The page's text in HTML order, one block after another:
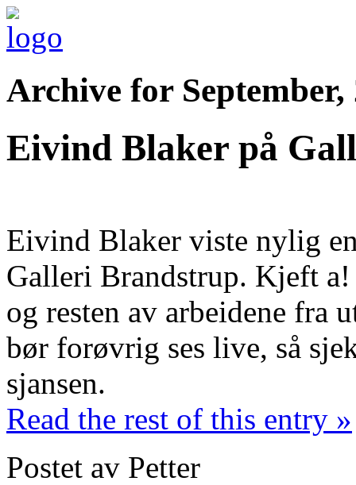
Archive for September,
Eivind Blaker på
Eivind Blaker viste nylig
Galleri Brandstrup. Kjeft
og resten av arbeidene fra
bør forøvrig ses live, så
sjansen.
Read the rest of this entry »
Postet av Petter